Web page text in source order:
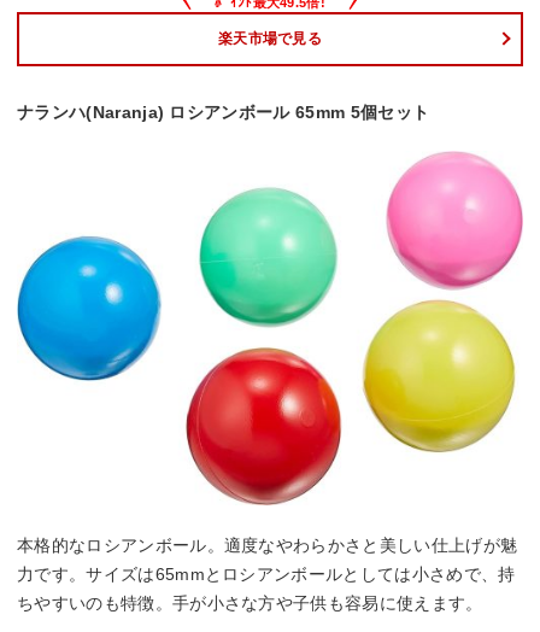
楽天市場で見る
ナランハ(Naranja) ロシアンボール 65mm 5個セット
本格的なロシアンボール。適度なやわらかさと美しい仕上げが魅
力です。サイズは65mmとロシアンボールとしては小さめで、持
ちやすいのも特徴。手が小さな方や子供も容易に使えます。